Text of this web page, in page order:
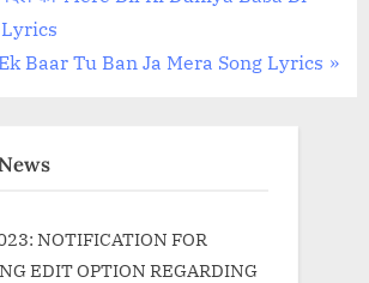
Ek Baar Tu Ban Ja Mera Song Lyrics
NOTIFICATION FOR
EDIT OPTION REGARDING